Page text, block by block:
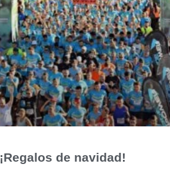
¡Regalos de navidad!